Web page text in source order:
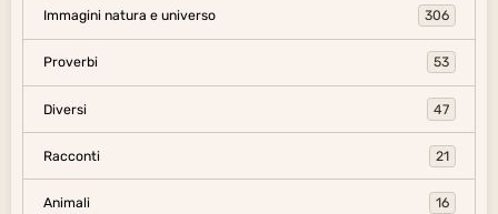
Immagini natura e universo 306
Proverbi 53
Diversi 47
Racconti 21
Animali 16